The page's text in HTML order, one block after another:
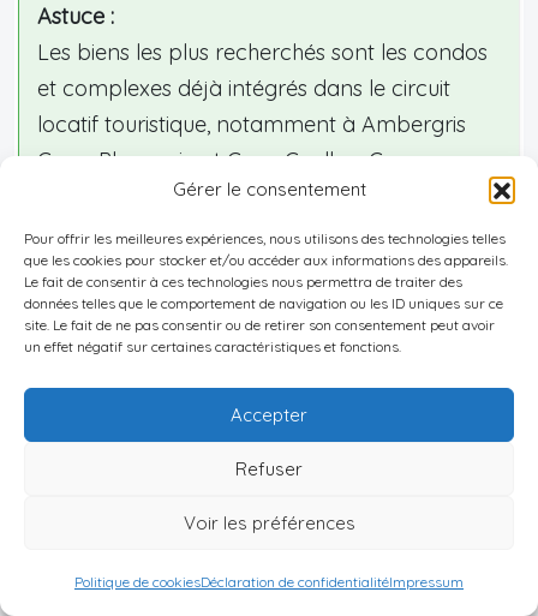
Gérer le consentement
Pour offrir les meilleures expériences, nous utilisons des technologies telles
que les cookies pour stocker et/ou accéder aux informations des appareils.
Le fait de consentir à ces technologies nous permettra de traiter des
données telles que le comportement de navigation ou les ID uniques sur ce
site. Le fait de ne pas consentir ou de retirer son consentement peut avoir
un effet négatif sur certaines caractéristiques et fonctions.
Accepter
Refuser
Voir les préférences
Politique de cookiesDéclaration de confidentialitéImpressum
Astuce :
Les biens les plus recherchés sont les condos
et complexes déjà intégrés dans le circuit
locatif touristique, notamment à Ambergris
Caye, Placencia et Caye Caulker. Ces
appartements dans des resorts avec services
complets et gestion locative structurée offrent
à la fois un usage personnel et un revenu
locatif, avec des taux d’occupation élevés en
haute saison et une clientèle internationale
Les données de prix montrent que les condos à
large, de 150 000–200 000 USD pour des petites
jusqu’à 700 000–900 000 USD pour des